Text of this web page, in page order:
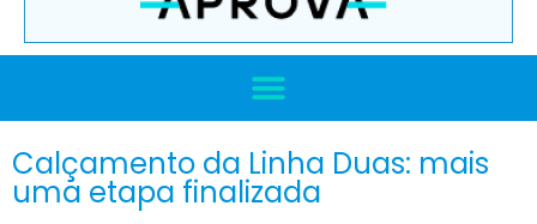
Calçamento da Linha Duas: mais
uma etapa finalizada